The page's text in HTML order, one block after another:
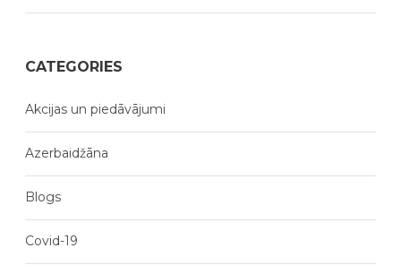
CATEGORIES
Akcijas un piedāvājumi
Azerbaidžāna
Blogs
Covid-19